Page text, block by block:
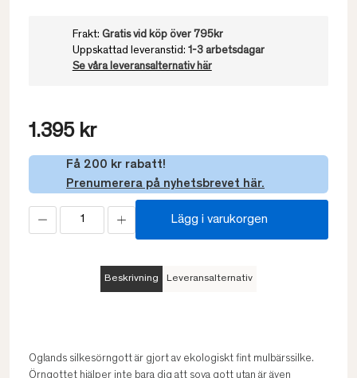
Frakt: Gratis vid köp över 795kr
Uppskattad leveranstid: 1-3 arbetsdagar
Se våra leveransalternativ här
1.395 kr
Få 200 kr rabatt!
Prenumerera på nyhetsbrevet här.
Lägg i varukorgen
Beskrivning Leveransalternativ
Oglands silkesörngott är gjort av ekologiskt fint mulbärssilke.
Örngottet hjälper inte bara dig att sova gott utan är även